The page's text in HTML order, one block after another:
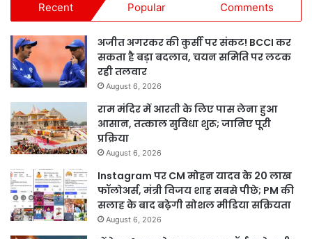
Recent Popular Comments
अजीत अगरकर की कुर्सी पर संकट! BCCI कर
सकता है बड़ा बदलाव, चयन समिति पर लटक
रही तलवार
August 6, 2026
राम मंदिर में आरती के लिए पास लेना हुआ
आसान, तत्काल सुविधा शुरू; जानिए पूरी
प्रक्रिया
August 6, 2026
Instagram पर CM मोहन यादव के 20 लाख
फॉलोअर्स, मंत्री विजय शाह सबसे पीछे; PM की
सलाह के बाद बढ़ेगी सोशल मीडिया सक्रियता
August 6, 2026